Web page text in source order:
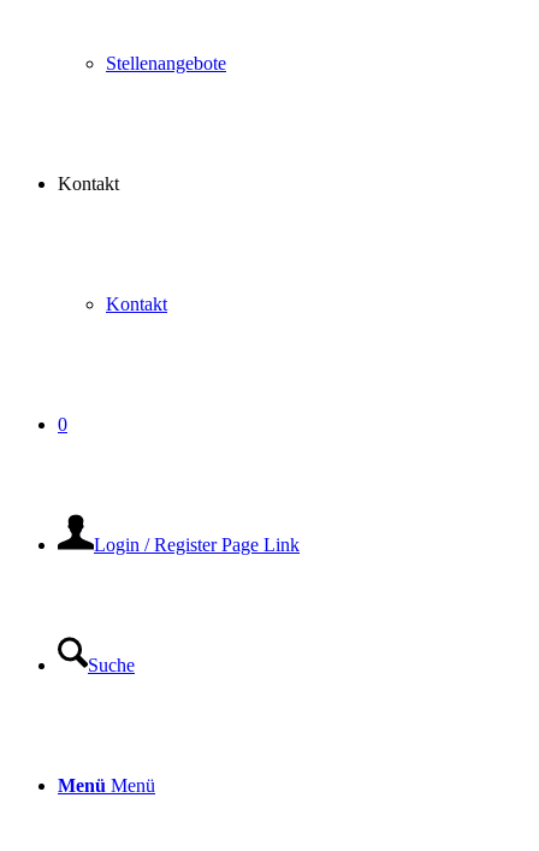
Stellenangebote
Kontakt
Kontakt
0
Login / Register Page Link
Suche
Menü Menü